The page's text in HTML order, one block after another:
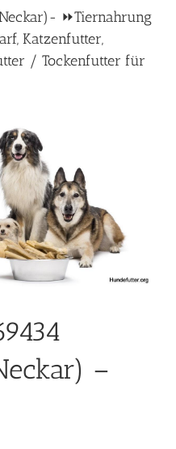
⏩Tiernahrung
Katzenfutter,
/ Tockenfutter für
–